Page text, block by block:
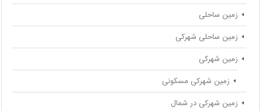
زمین ساحلی
زمین ساحلی شهرکی
زمین شهرکی
زمین شهرکی مسکونی
زمین شهرکی در شمال